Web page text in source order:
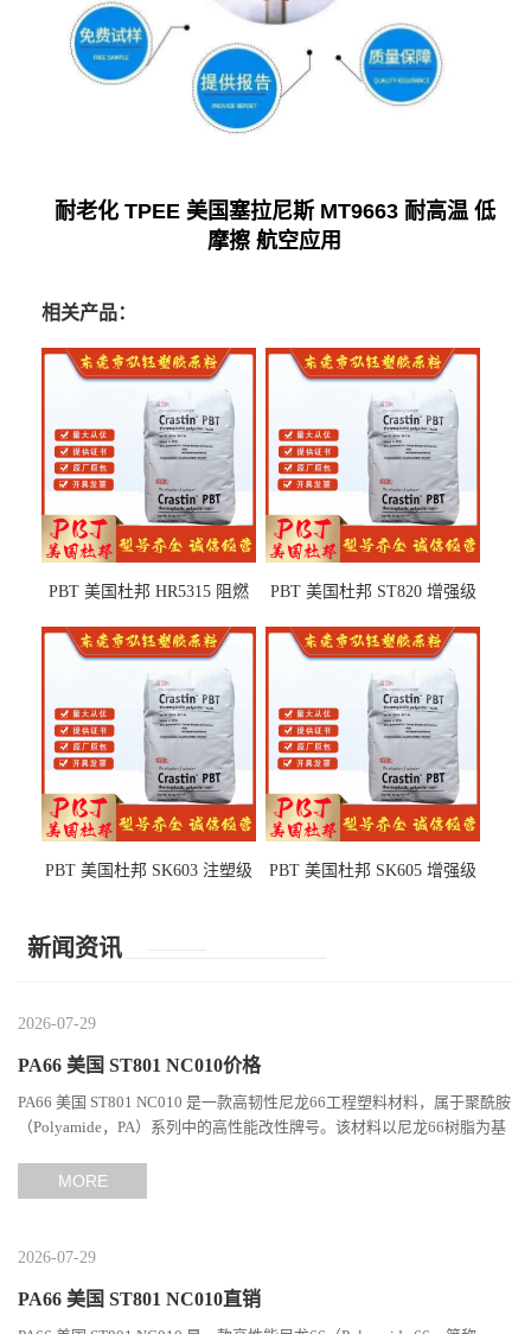
耐老化 TPEE 美国塞拉尼斯 MT9663 耐高温 低
摩擦 航空应用
相关产品：
PBT 美国杜邦 HR5315 阻燃
部件
PBT 美国杜邦 ST820 增强级
PBT 美国杜邦 SK603 注塑级
PBT 美国杜邦 SK605 增强级
新闻资讯
2026-07-29
PA66 美国 ST801 NC010价格
PA66 美国 ST801 NC010 是一款高韧性尼龙66工程塑料材料，属于聚酰胺
（Polyamide，PA）系列中的高性能改性牌号。该材料以尼龙66树脂为基
MORE
2026-07-29
PA66 美国 ST801 NC010直销